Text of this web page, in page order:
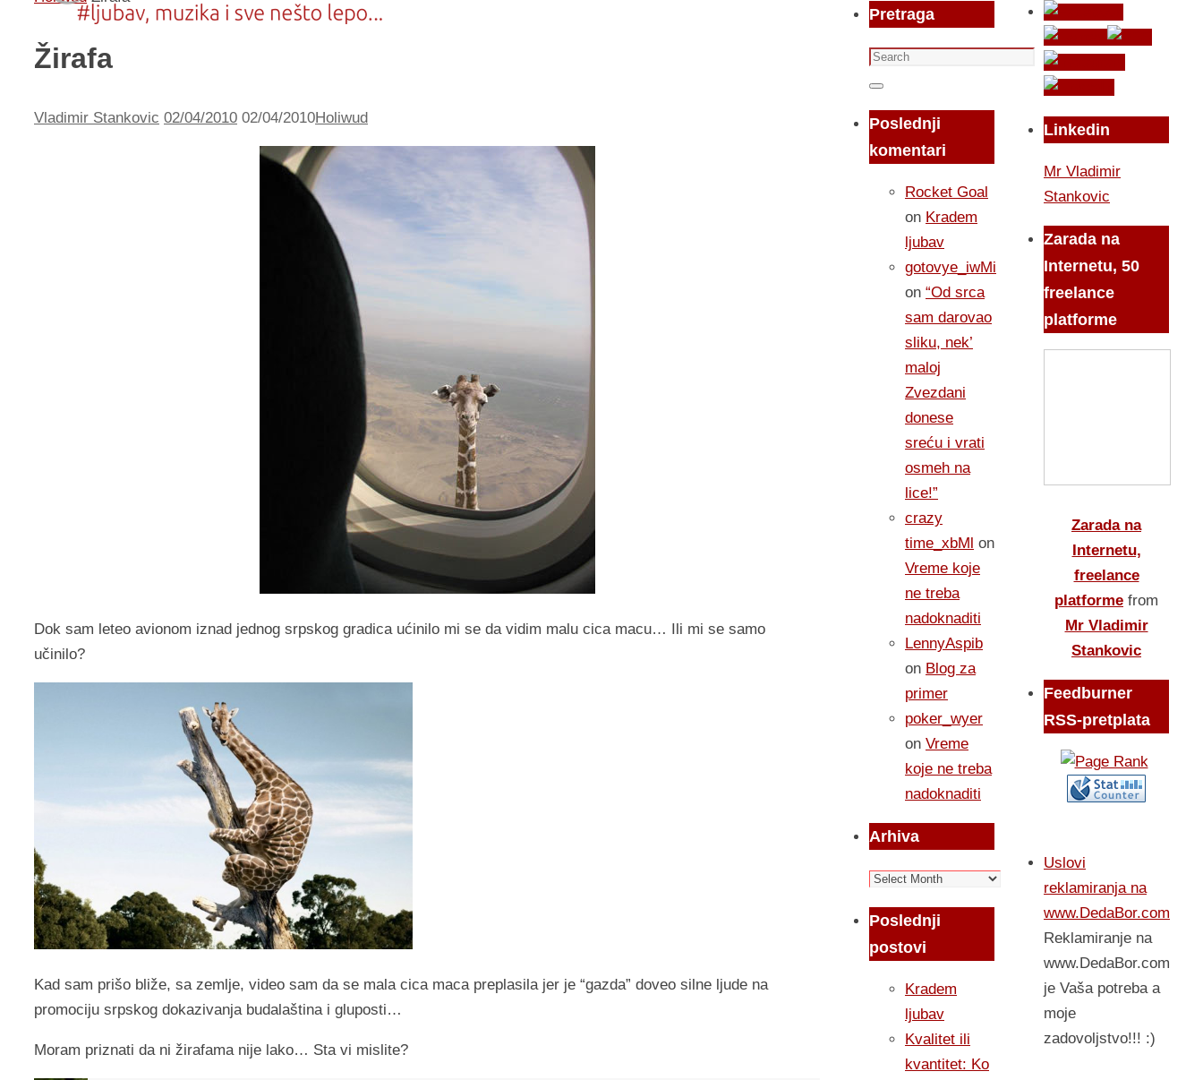
Žirafa
Vladimir Stankovic 02/04/2010 02/04/2010Holiwud
Dok sam leteo avionom iznad jednog srpskog gradica ućinilo mi se da vidim malu cica macu… Ili mi se samo
učinilo?
Kad sam prišo bliže, sa zemlje, video sam da se mala cica maca preplasila jer je “gazda” doveo silne ljude na
promociju srpskog dokazivanja budalaština i gluposti…
Moram priznati da ni žirafama nije lako… Sta vi mislite?
Pretraga
Search
for:
Search
Poslednji
komentari
Rocket Goal
on Kradem
ljubav
gotovye_iwMi
on “Od srca
sam darovao
sliku, nek’
maloj
Zvezdani
donese
sreću i vrati
osmeh na
lice!”
crazy
time_xbMl on
Vreme koje
ne treba
nadoknaditi
LennyAspib
on Blog za
primer
poker_wyer
on Vreme
koje ne treba
nadoknaditi
Arhiva
Arhiva
Poslednji
postovi
Kradem
ljubav
Kvalitet ili
kvantitet: Ko
Linkedin
Mr Vladimir
Stankovic
Zarada na
Internetu, 50
freelance
platforme
Zarada na
Internetu,
freelance
platforme from
Mr Vladimir
Stankovic
Feedburner
RSS-pretplata
Uslovi
reklamiranja na
www.DedaBor.com
Reklamiranje na
www.DedaBor.com
je Vaša potreba a
moje
zadovoljstvo!!! :)